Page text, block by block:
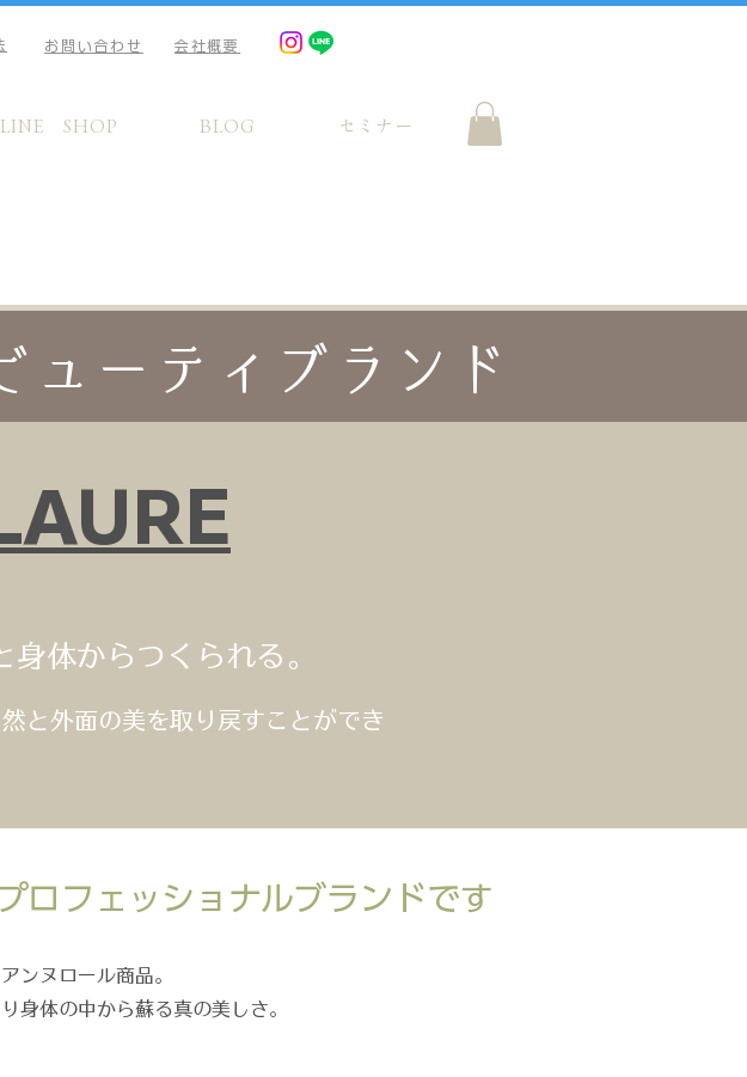
お問い合わせ 会社概要
SHOP BLOG セミナー
ューティブランド
体からつくられる。
と外面の美を取り戻すことができ
ロフェッショナルブランドです
ンヌロール商品。
身体の中から蘇る真の美しさ。